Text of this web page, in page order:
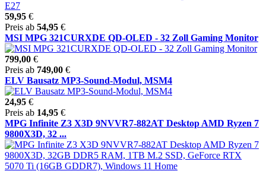
59,95 €
Preis ab 54,95 €
MSI MPG 321CURXDE QD-OLED - 32 Zoll Gaming Monitor
799,00 €
Preis ab 749,00 €
ELV Bausatz MP3-Sound-Modul, MSM4
24,95 €
Preis ab 14,95 €
MPG Infinite Z3 X3D 9NVVR7-882AT Desktop AMD Ryzen 7
9800X3D, 32 ...